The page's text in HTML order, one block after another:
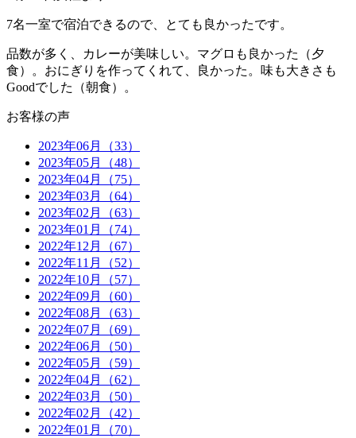
7名一室で宿泊できるので、とても良かったです。
品数が多く、カレーが美味しい。マグロも良かった（夕
食）。おにぎりを作ってくれて、良かった。味も大きさも
Goodでした（朝食）。
お客様の声
2023年06月（33）
2023年05月（48）
2023年04月（75）
2023年03月（64）
2023年02月（63）
2023年01月（74）
2022年12月（67）
2022年11月（52）
2022年10月（57）
2022年09月（60）
2022年08月（63）
2022年07月（69）
2022年06月（50）
2022年05月（59）
2022年04月（62）
2022年03月（50）
2022年02月（42）
2022年01月（70）